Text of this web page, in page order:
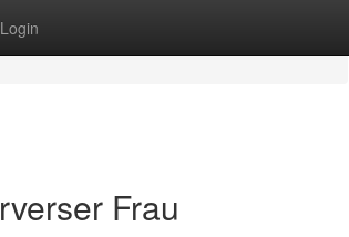
Login
Frau